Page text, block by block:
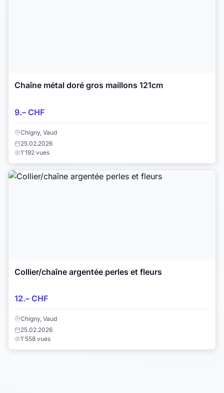
Chaîne métal doré gros maillons 121cm
9.– CHF
Chigny, Vaud
25.02.2026
1'192 vues
Collier/chaîne argentée perles et fleurs
12.– CHF
Chigny, Vaud
25.02.2026
1'558 vues